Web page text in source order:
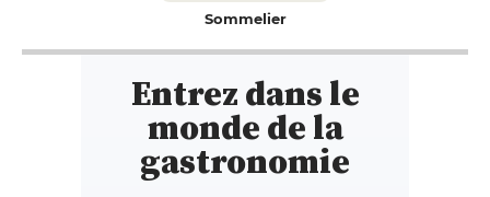
Sommelier
Entrez dans le
monde de la
gastronomie